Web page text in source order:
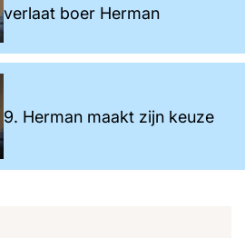
verlaat boer Herman
9. Herman maakt zijn keuze